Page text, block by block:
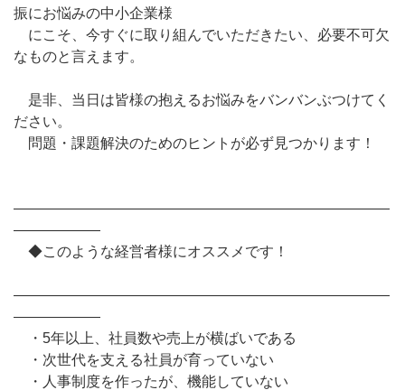
振にお悩みの中小企業様
にこそ、今すぐに取り組んでいただきたい、必要不可欠
なものと言えます。
是非、当日は皆様の抱えるお悩みをバンバンぶつけてく
ださい。
問題・課題解決のためのヒントが必ず見つかります！
――――――――――――――――――――――――――
――――――
◆このような経営者様にオススメです！
――――――――――――――――――――――――――
――――――
・5年以上、社員数や売上が横ばいである
・次世代を支える社員が育っていない
・人事制度を作ったが、機能していない